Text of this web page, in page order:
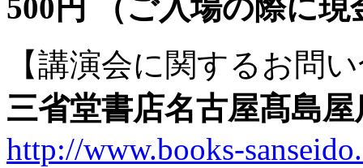
500円 （ご入場の際に
【講演会に関するお問
三省堂書店名古屋髙島
http://www.books-